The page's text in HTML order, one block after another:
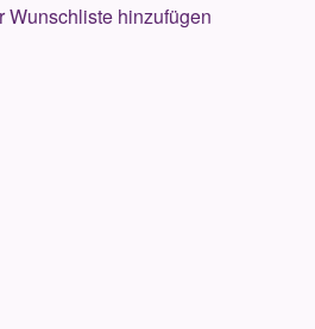
Wunschliste hinzufügen